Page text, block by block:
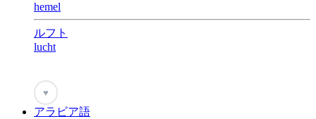
hemel
ルフト
lucht
♥
アラビア語